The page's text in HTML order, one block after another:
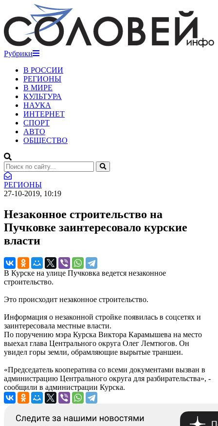
Рубрики
В РОССИИ
РЕГИОНЫ
В МИРЕ
КУЛЬТУРА
НАУКА
ИНТЕРНЕТ
СПОРТ
АВТО
ОБЩЕСТВО
РЕГИОНЫ
27-10-2019, 10:19
Незаконное строительство на
Пучковке заинтересовало курские
власти
В Курске на улице Пучковка ведется незаконное
строительство.
Это происходит незаконное строительство.
Информация о незаконной стройке появилась в соцсетях и
заинтересовала местные власти.
По поручению мэра Курска Виктора Карамышева на место
выехал глава Центрального округа Олег Лемтюгов. Он
увидел горы земли, обрамляющие вырытые траншеи.
«Председатель кооператива со всеми документами вызван в
администрацию Центрального округа для разбирательства», -
сообщили в администрации Курска.